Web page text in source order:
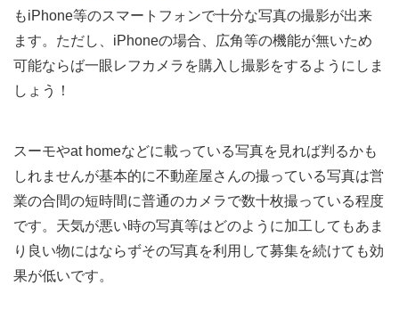
もiPhone等のスマートフォンで十分な写真の撮影が出来
ます。ただし、iPhoneの場合、広角等の機能が無いため
可能ならば一眼レフカメラを購入し撮影をするようにしま
しょう！
スーモやat homeなどに載っている写真を見れば判るかも
しれませんが基本的に不動産屋さんの撮っている写真は営
業の合間の短時間に普通のカメラで数十枚撮っている程度
です。天気が悪い時の写真等はどのように加工してもあま
り良い物にはならずその写真を利用して募集を続けても効
果が低いです。